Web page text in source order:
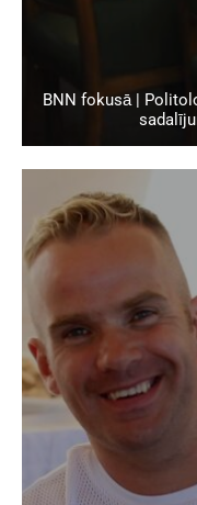
BNN fokusā |